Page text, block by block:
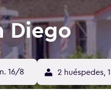
Diego
16/8 2 huéspedes,